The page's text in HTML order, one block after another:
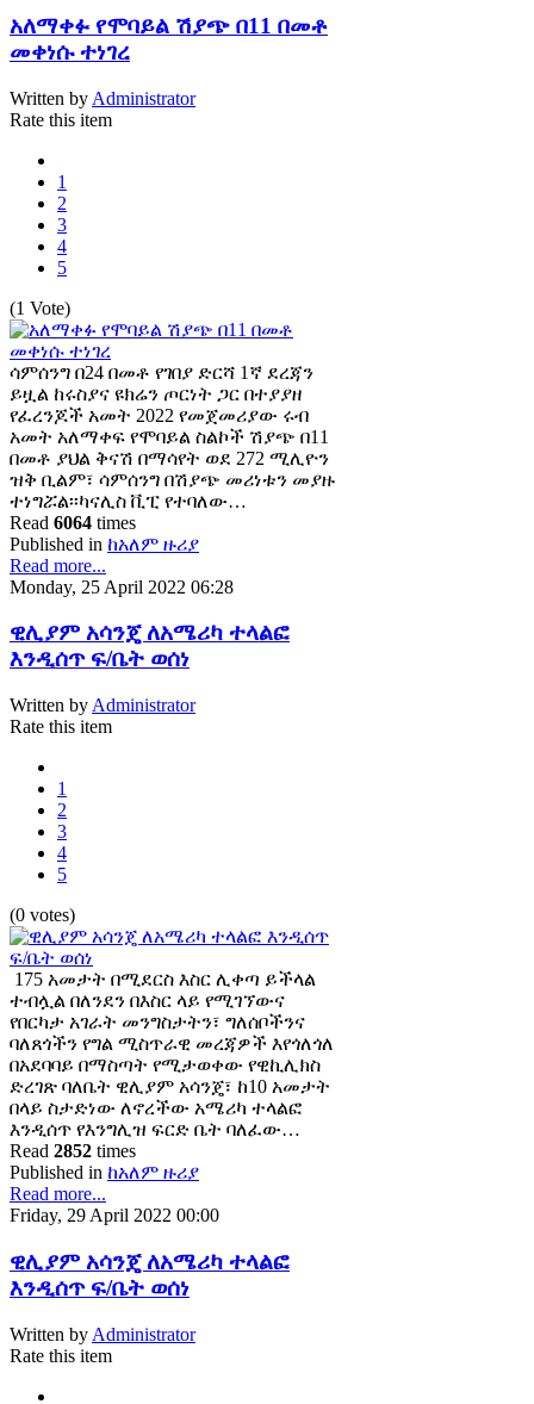
አለማቀፉ የሞባይል ሽያጭ በ11 በመቶ
መቀነሱ ተነገረ
Written by Administrator
Rate this item
1
2
3
4
5
(1 Vote)
ሳምሰንግ በ24 በመቶ የገበያ ድርሻ 1ኛ ደረጃን
ይዟል ከሩስያና ዩክሬን ጦርነት ጋር በተያያዘ
የፈረንጆች አመት 2022 የመጀመሪያው ሩብ
አመት አለማቀፍ የሞባይል ስልኮች ሽያጭ በ11
በመቶ ያህል ቅናሽ በማሳየት ወደ 272 ሚሊዮን
ዝቅ ቢልም፣ ሳምሰንግ በሽያጭ መሪነቱን መያዙ
ተነግሯል፡፡ካናሊስ ቪፒ የተባለው…
Read 6064 times
Published in ከአለም ዙሪያ
Read more...
Monday, 25 April 2022 06:28
ዊሊያም አሳንጄ ለአሜሪካ ተላልፎ
እንዲሰጥ ፍ/ቤት ወሰነ
Written by Administrator
Rate this item
1
2
3
4
5
(0 votes)
175 አመታት በሚደርስ እስር ሊቀጣ ይችላል
ተብሏል በለንደን በእስር ላይ የሚገኘውና
የበርካታ አገራት መንግስታትን፣ ግለሰቦችንና
ባለጸጎችን የግል ሚስጥራዊ መረጃዎች እየጎለጎለ
በአደባባይ በማስጣት የሚታወቀው የዊኪሊክስ
ድረገጽ ባለቤት ዊሊያም አሳንጄ፣ ከ10 አመታት
በላይ ስታድነው ለኖረችው አሜሪካ ተላልፎ
እንዲሰጥ የእንግሊዝ ፍርድ ቤት ባለፈው…
Read 2852 times
Published in ከአለም ዙሪያ
Read more...
Friday, 29 April 2022 00:00
ዊሊያም አሳንጄ ለአሜሪካ ተላልፎ
እንዲሰጥ ፍ/ቤት ወሰነ
Written by Administrator
Rate this item